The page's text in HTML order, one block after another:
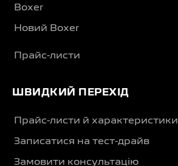
Boxer
Новий Boxer
Прайс-листи
ШВИДКИЙ ПЕРЕХІД
Прайс-листи й характеристики
Записатися на тест-драйв
Замовити консультацію